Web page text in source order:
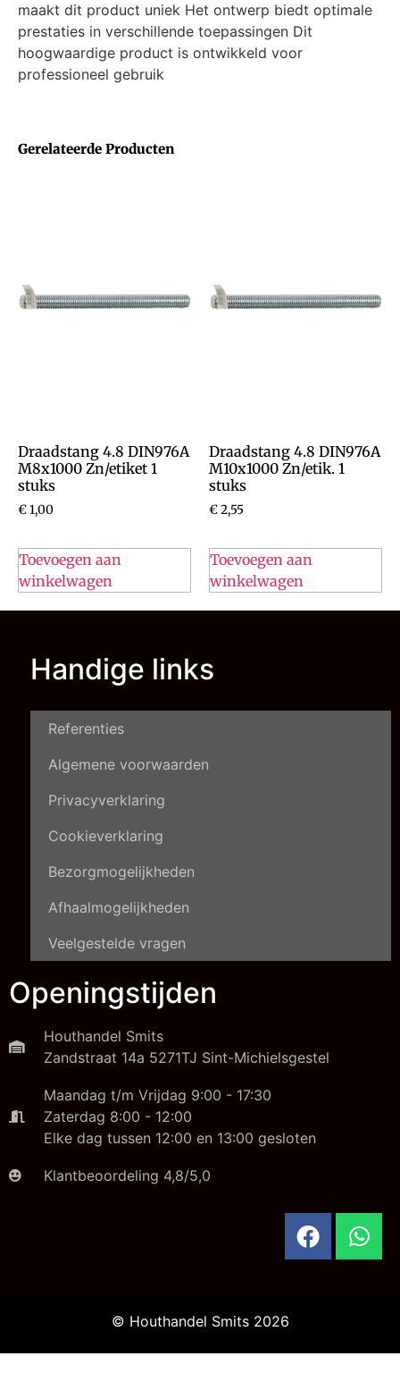
Gerelateerde Producten
Draadstang 4.8 DIN976A
M8x1000 Zn/etiket 1
stuks
€1,00
Toevoegen aan
winkelwagen
Draadstang 4.8 DIN976A
M10x1000 Zn/etik. 1
stuks
€2,55
Toevoegen aan
winkelwagen
maakt dit product uniek Het ontwerp biedt optimale
prestaties in verschillende toepassingen Dit
hoogwaardige product is ontwikkeld voor
professioneel gebruik
Handige links
Referenties
Algemene voorwaarden
Privacyverklaring
Cookieverklaring
Bezorgmogelijkheden
Afhaalmogelijkheden
Veelgestelde vragen
Openingstijden
Houthandel Smits
Zandstraat 14a 5271TJ Sint-Michielsgestel
Maandag t/m Vrijdag 9:00 - 17:30
Zaterdag 8:00 - 12:00
Elke dag tussen 12:00 en 13:00 gesloten
Klantbeoordeling 4,8/5,0
© Houthandel Smits 2026